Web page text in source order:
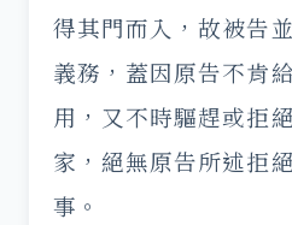
得其門而入，故被告
義務，蓋因原告不肯
用，又不時驅趕或拒
家，絕無原告所述拒
事。